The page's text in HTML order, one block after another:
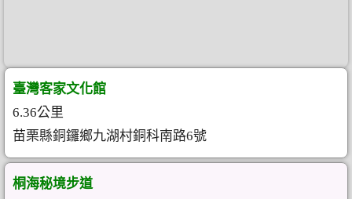
臺灣客家文化館
6.36公里
苗栗縣銅鑼鄉九湖村銅科南路6號
桐海秘境步道